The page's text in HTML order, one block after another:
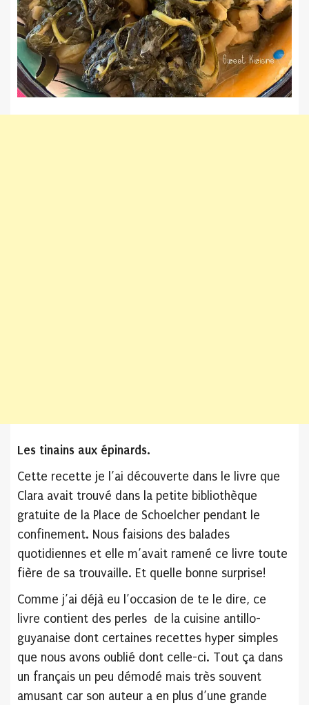
Les tinains aux épinards.
Cette recette je l’ai découverte dans le livre que
Clara avait trouvé dans la petite bibliothèque
gratuite de la Place de Schoelcher pendant le
confinement. Nous faisions des balades
quotidiennes et elle m’avait ramené ce livre toute
fière de sa trouvaille. Et quelle bonne surprise!
Comme j’ai déjà eu l’occasion de te le dire, ce
livre contient des perles de la cuisine antillo-
guyanaise dont certaines recettes hyper simples
que nous avons oublié dont celle-ci. Tout ça dans
un français un peu démodé mais très souvent
amusant car son auteur a en plus d’une grande